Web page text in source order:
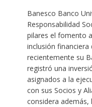
Banesco Banco
Responsabilidad
pilares el fomento
inclusión
recientemente su
registró una
asignados a la
con sus Socios y
considera